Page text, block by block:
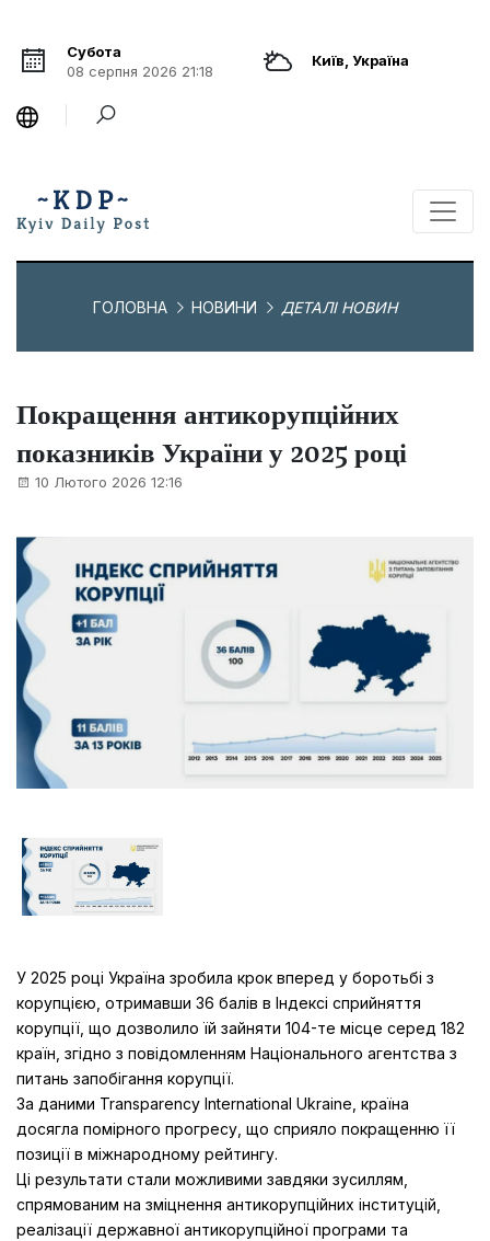
Субота
08 серпня 2026 21:18
Київ, Україна
ГОЛОВНА НОВИНИ ДЕТАЛІ НОВИН
Покращення антикорупційних
показників України у 2025 році
10 Лютого 2026 12:16
У 2025 році Україна зробила крок вперед у боротьбі з
корупцією, отримавши 36 балів в Індексі сприйняття
корупції, що дозволило їй зайняти 104-те місце серед 182
країн, згідно з повідомленням Національного агентства з
питань запобігання корупції.
За даними Transparency International Ukraine, країна
досягла помірного прогресу, що сприяло покращенню її
позиції в міжнародному рейтингу.
Ці результати стали можливими завдяки зусиллям,
спрямованим на зміцнення антикорупційних інституцій,
реалізації державної антикорупційної програми та